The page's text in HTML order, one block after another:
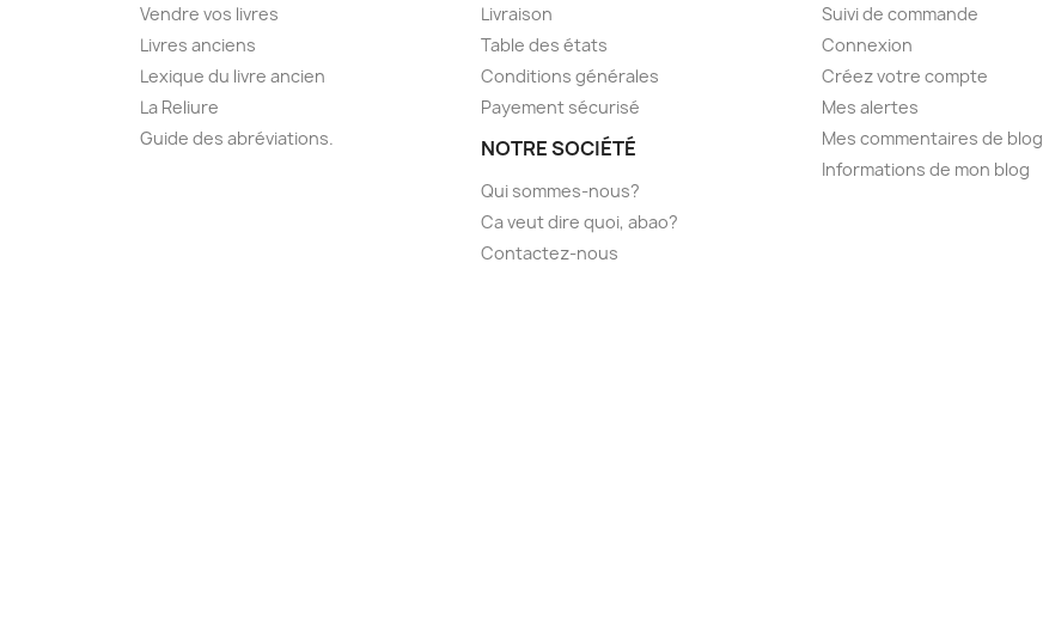
Vendre vos livres
Livres anciens
Lexique du livre ancien
La Reliure
Guide des abréviations.
Livraison
Table des états
Conditions générales
Payement sécurisé
NOTRE SOCIÉTÉ
Qui sommes-nous?
Ca veut dire quoi, abao?
Contactez-nous
Suivi de commande
Connexion
Créez votre compte
Mes alertes
Mes commentaires de blog
Informations de mon blog